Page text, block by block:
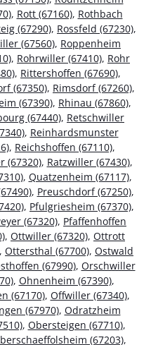
, Rott (67160), Rothbach
(67290), Rossfeld (67230),
(67560), Roppenheim
, Rohrwiller (67410), Rohr
, Rittershoffen (67690),
(67350), Rimsdorf (67260),
(67390), Rhinau (67860),
(67440), Retschwiller
, Reinhardsmunster
, Reichshoffen (67110),
(67320), Ratzwiller (67430),
, Quatzenheim (67117),
, Preuschdorf (67250),
, Pfulgriesheim (67370),
(67320), Pfaffenhoffen
, Ottwiller (67320), Ottrott
, Ottersthal (67700), Ostwald
(67990), Orschwiller
, Ohnenheim (67390),
(67170), Offwiller (67340),
(67970), Odratzheim
, Obersteigen (67710),
(67203),